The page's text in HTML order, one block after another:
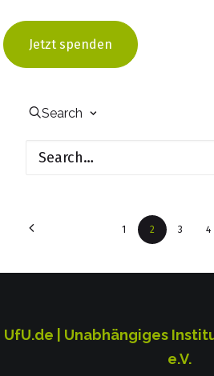
Jetzt spenden
Search
Klimafonds
KLAK
1 2 3 4
UfU.de | Unabhängiges
e.V.